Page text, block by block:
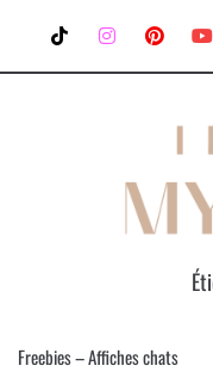
Freebies – Affiches chats